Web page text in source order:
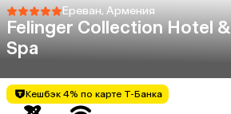
Ереван, Армения
Felinger Collection Hotel &
Spa
Кешбэк 4% по карте Т-Банка